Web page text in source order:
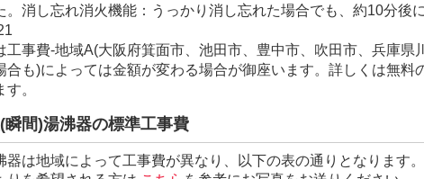
。消し忘れ消火機能：うっかり消し忘れた場合でも、約10分後
工事費-地域A(大阪府箕面市、池田市、豊中市、吹田市、兵庫
合も)によっては金額が変わる場合が御座います。詳しくは無
。
瞬間)湯沸器の標準工事費
器は地域によって工事費が異なり、以下の表の通りとなります。